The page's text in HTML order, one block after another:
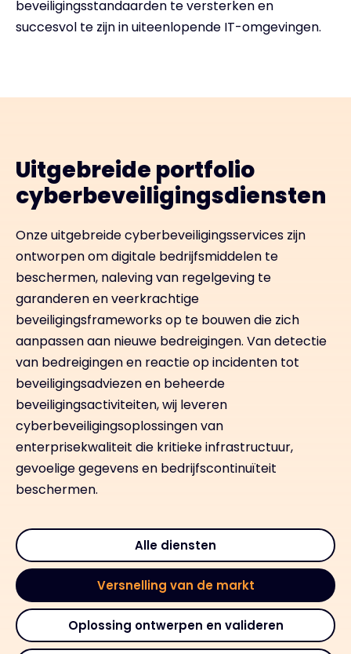
beveiligingsstandaarden te versterken en
succesvol te zijn in uiteenlopende IT-omgevingen.
Uitgebreide portfolio
cyberbeveiligingsdiensten
Onze uitgebreide cyberbeveiligingsservices zijn
ontworpen om digitale bedrijfsmiddelen te
beschermen, naleving van regelgeving te
garanderen en veerkrachtige
beveiligingsframeworks op te bouwen die zich
aanpassen aan nieuwe bedreigingen. Van detectie
van bedreigingen en reactie op incidenten tot
beveiligingsadviezen en beheerde
beveiligingsactiviteiten, wij leveren
cyberbeveiligingsoplossingen van
enterprisekwaliteit die kritieke infrastructuur,
gevoelige gegevens en bedrijfscontinuïteit
beschermen.
Alle diensten
Versnelling van de markt
Oplossing ontwerpen en valideren